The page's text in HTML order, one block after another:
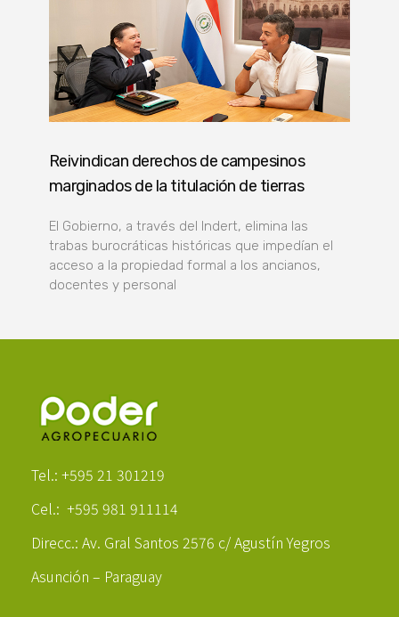
Reivindican derechos de campesinos
marginados de la titulación de tierras
El Gobierno, a través del Indert, elimina las
trabas burocráticas históricas que impedían el
acceso a la propiedad formal a los ancianos,
docentes y personal
Tel.: +595 21 301219
Cel.: +595 981 911114
Direcc.: Av. Gral Santos 2576 c/ Agustín Yegros
Asunción – Paraguay